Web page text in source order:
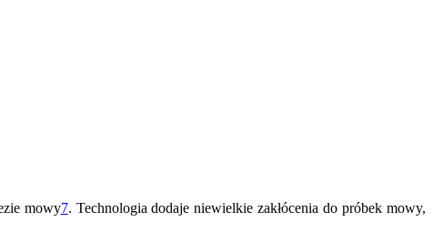
mowy7. Technologia dodaje niewielkie zakłócenia do próbek mowy,